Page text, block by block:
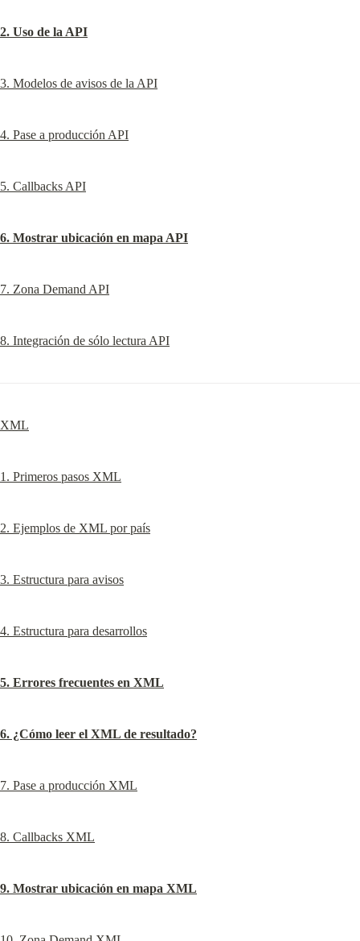
2. Uso de la API
3. Modelos de avisos de la API
4. Pase a producción API
5. Callbacks API
6. Mostrar ubicación en mapa API
7. Zona Demand API
8. Integración de sólo lectura API
XML
1. Primeros pasos XML
2. Ejemplos de XML por país
3. Estructura para avisos
4. Estructura para desarrollos
5. Errores frecuentes en XML
6. ¿Cómo leer el XML de resultado?
7. Pase a producción XML
8. Callbacks XML
9. Mostrar ubicación en mapa XML